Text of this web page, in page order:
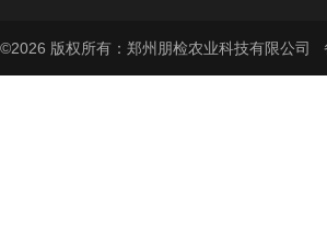
©2026 版权所有：郑州朋检农业科技有限公司